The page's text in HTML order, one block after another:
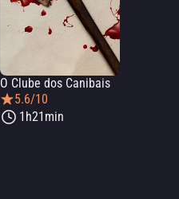
O Clube dos Canibais
5.6/10
1h21min